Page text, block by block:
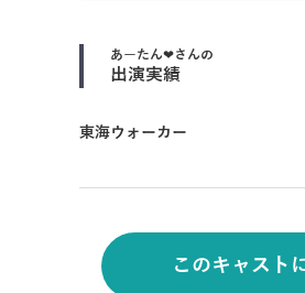
あーたん❤さんの
出演実績
東海ウォーカー
このキャスト